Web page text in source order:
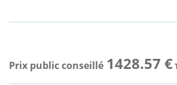
Prix public conseillé 1428.57 €